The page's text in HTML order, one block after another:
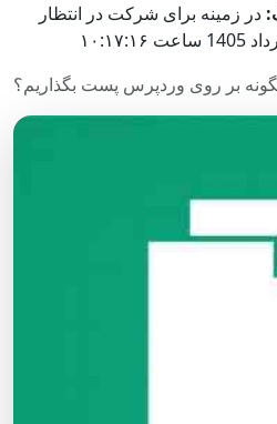
در زمینه برای شرکت در انتظار
بر روی وردپرس پست بگذاریم؟